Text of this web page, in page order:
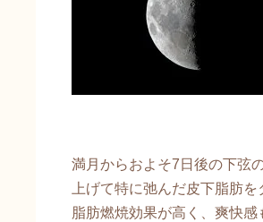
満月からおよそ7日後の下弦
上げて特に弛んだ皮下脂肪
脂肪燃焼効果が高く、爽快